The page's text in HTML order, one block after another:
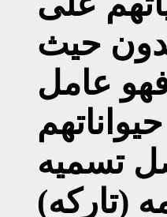
حيث
عامل
تسميه
(تاركه)